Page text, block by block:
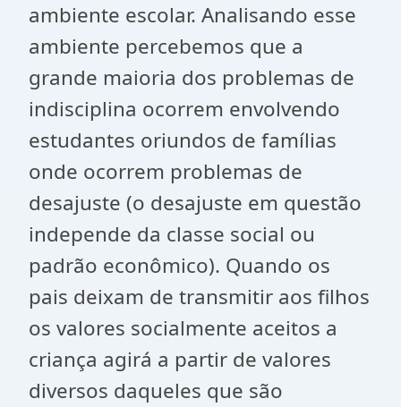
ambiente escolar. Analisando esse
ambiente percebemos que a
grande maioria dos problemas de
indisciplina ocorrem envolvendo
estudantes oriundos de famílias
onde ocorrem problemas de
desajuste (o desajuste em questão
independe da classe social ou
padrão econômico). Quando os
pais deixam de transmitir aos filhos
os valores socialmente aceitos a
criança agirá a partir de valores
diversos daqueles que são